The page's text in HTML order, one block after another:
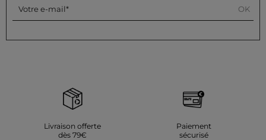
Votre e-mail OK
Livraison offerte
dès 79€
Paiement
sécurisé